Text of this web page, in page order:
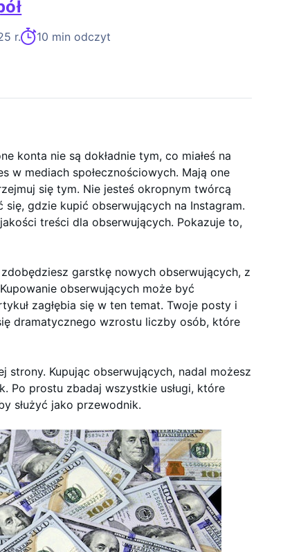
Ds. Rozwoju Na Żądanie Instagram
r. 10 min odczyt
konta nie są dokładnie tym, co miałeś na
w mediach społecznościowych. Mają one
się tym. Nie jesteś okropnym twórcą
gdzie kupić obserwujących na Instagram.
treści dla obserwujących. Pokazuje to,
garstkę nowych obserwujących, z
obserwujących może być
zagłębia się w ten temat. Twoje posty i
dramatycznego wzrostu liczby osób, które
Kupując obserwujących, nadal możesz
Po prostu zbadaj wszystkie usługi, które
służyć jako przewodnik.